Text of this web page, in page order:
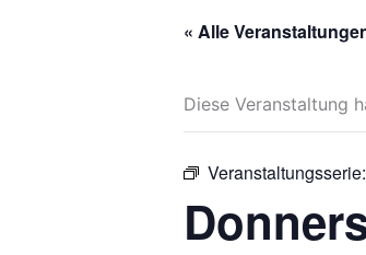
« Alle
Diese Veranstaltung
Veranstaltungsserie: